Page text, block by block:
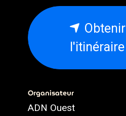
Obtenir
l'itinéraire
Organisateur
ADN Ouest